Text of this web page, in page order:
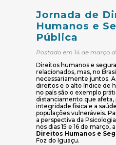
Jornada de
Humanos e
Pública
Postado em 14 de março
Direitos humanos e
relacionados, mas, no
necessariamente juntos.
direitos e o alto índice de
no país são o exemplo
distanciamento que afeta,
integridade física e a
populações vulneráveis.
a perspectiva da
nos dias 15 e 16 de março, a
Direitos Humanos e
Foz do Iguaçu.